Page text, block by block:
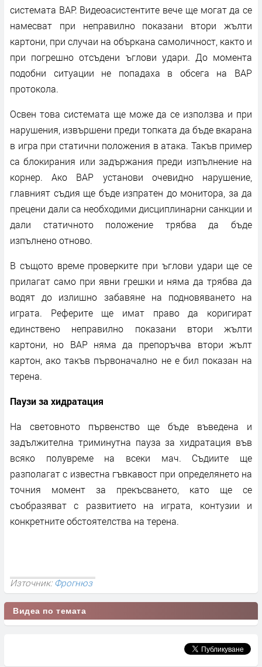
системата ВАР. Видеоасистентите вече ще могат да се
намесват при неправилно показани втори жълти
картони, при случаи на объркана самоличност, както и
при погрешно отсъдени ъглови удари. До момента
подобни ситуации не попадаха в обсега на ВАР
протокола.
Освен това системата ще може да се използва и при
нарушения, извършени преди топката да бъде вкарана
в игра при статични положения в атака. Такъв пример
са блокирания или задържания преди изпълнение на
корнер. Ако ВАР установи очевидно нарушение,
главният съдия ще бъде изпратен до монитора, за да
прецени дали са необходими дисциплинарни санкции и
дали статичното положение трябва да бъде
изпълнено отново.
В същото време проверките при ъглови удари ще се
прилагат само при явни грешки и няма да трябва да
водят до излишно забавяне на подновяването на
играта. Реферите ще имат право да коригират
единствено неправилно показани втори жълти
картони, но ВАР няма да препоръчва втори жълт
картон, ако такъв първоначално не е бил показан на
терена.
Паузи за хидратация
На световното първенство ще бъде въведена и
задължителна триминутна пауза за хидратация във
всяко полувреме на всеки мач. Съдиите ще
разполагат с известна гъвкавост при определянето на
точния момент за прекъсването, като ще се
съобразяват с развитието на играта, контузии и
конкретните обстоятелства на терена.
Източник:Фрогнюз
Видеа по темата